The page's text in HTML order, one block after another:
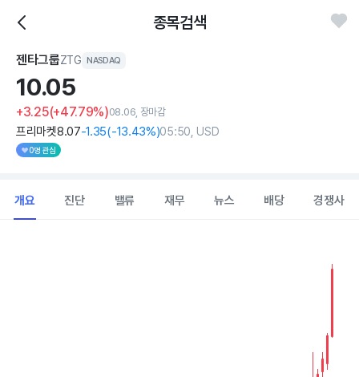
종목검색
젠타그룹ZTG NASDAQ
10.05
+3.25(+47.79%)08.06, 장마감
프리마켓8.07-1.35(-13.43%)05:50, USD
0명 관심
개요 진단 밸류 재무 뉴스 배당 경쟁사